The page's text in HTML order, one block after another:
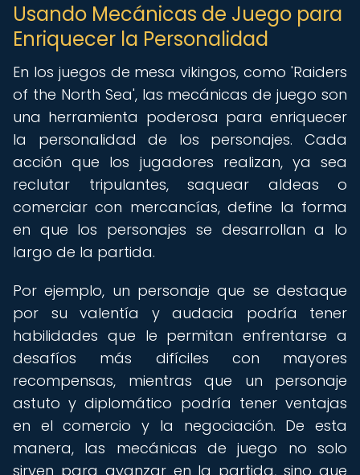
Usando Mecánicas de Juego para
Enriquecer la Personalidad
En los juegos de mesa vikingos, como 'Raiders
of the North Sea', las mecánicas de juego son
una herramienta poderosa para enriquecer
la personalidad de los personajes. Cada
acción que los jugadores realizan, ya sea
reclutar tripulantes, saquear aldeas o
comerciar con mercancías, define la forma
en que los personajes se desarrollan a lo
largo de la partida.
Por ejemplo, un personaje que se destaque
por su valentía y audacia podría tener
habilidades que le permitan enfrentarse a
desafíos más difíciles con mayores
recompensas, mientras que un personaje
astuto y diplomático podría tener ventajas
en el comercio y la negociación. De esta
manera, las mecánicas de juego no solo
sirven para avanzar en la partida, sino que